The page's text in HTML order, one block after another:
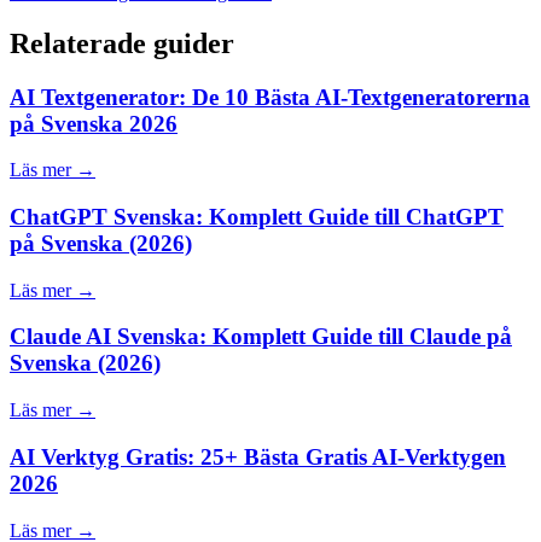
Relaterade guider
AI Textgenerator: De 10 Bästa AI-Textgeneratorerna
på Svenska 2026
Läs mer →
ChatGPT Svenska: Komplett Guide till ChatGPT
på Svenska (2026)
Läs mer →
Claude AI Svenska: Komplett Guide till Claude på
Svenska (2026)
Läs mer →
AI Verktyg Gratis: 25+ Bästa Gratis AI-Verktygen
2026
Läs mer →